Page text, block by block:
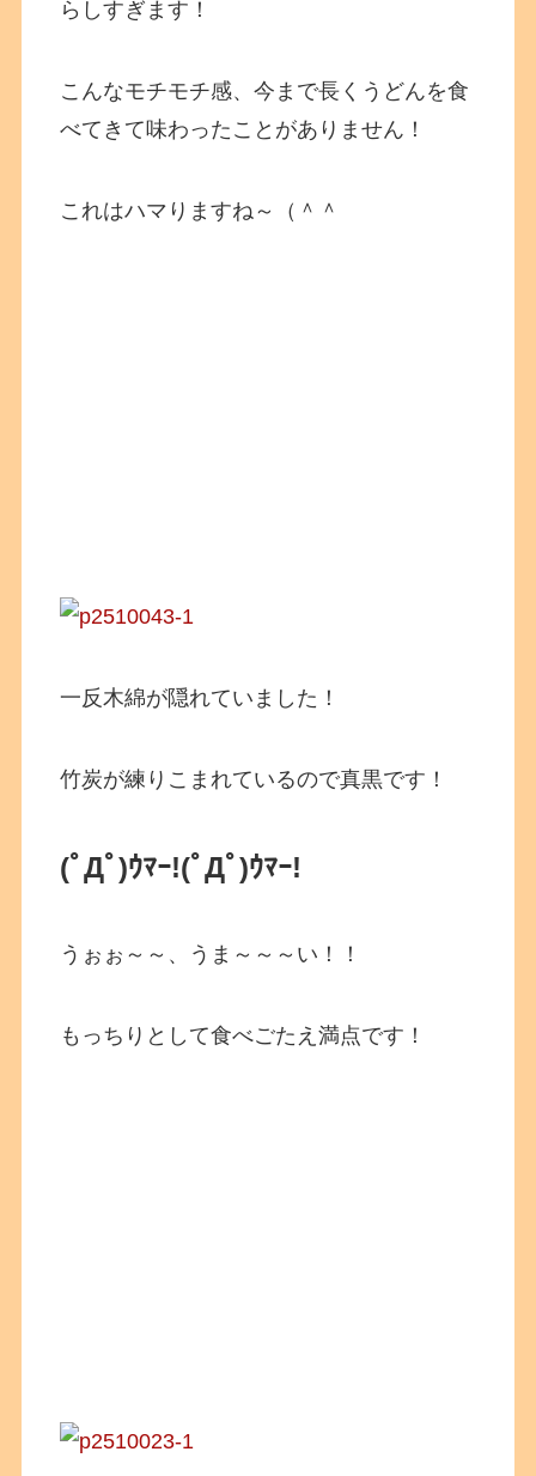
らしすぎます！
こんなモチモチ感、今まで長くうどんを食
べてきて味わったことがありません！
これはハマりますね～（＾＾
一反木綿が隠れていました！
竹炭が練りこまれているので真黒です！
(ﾟДﾟ)ｳﾏｰ!(ﾟДﾟ)ｳﾏｰ!
うぉぉ～～、うま～～～い！！
もっちりとして食べごたえ満点です！